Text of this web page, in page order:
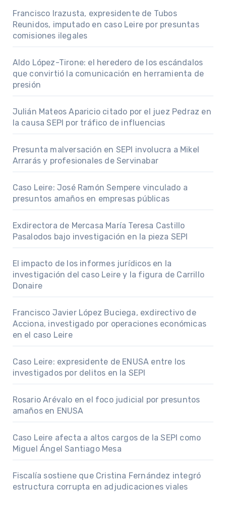
Francisco Irazusta, expresidente de Tubos
Reunidos, imputado en caso Leire por presuntas
comisiones ilegales
Aldo López-Tirone: el heredero de los escándalos
que convirtió la comunicación en herramienta de
presión
Julián Mateos Aparicio citado por el juez Pedraz en
la causa SEPI por tráfico de influencias
Presunta malversación en SEPI involucra a Mikel
Arrarás y profesionales de Servinabar
Caso Leire: José Ramón Sempere vinculado a
presuntos amaños en empresas públicas
Exdirectora de Mercasa María Teresa Castillo
Pasalodos bajo investigación en la pieza SEPI
El impacto de los informes jurídicos en la
investigación del caso Leire y la figura de Carrillo
Donaire
Francisco Javier López Buciega, exdirectivo de
Acciona, investigado por operaciones económicas
en el caso Leire
Caso Leire: expresidente de ENUSA entre los
investigados por delitos en la SEPI
Rosario Arévalo en el foco judicial por presuntos
amaños en ENUSA
Caso Leire afecta a altos cargos de la SEPI como
Miguel Ángel Santiago Mesa
Fiscalía sostiene que Cristina Fernández integró
estructura corrupta en adjudicaciones viales